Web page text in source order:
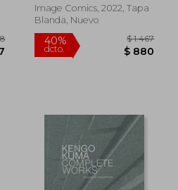
Image Comics, 2022, Tapa
Blanda, Nuevo